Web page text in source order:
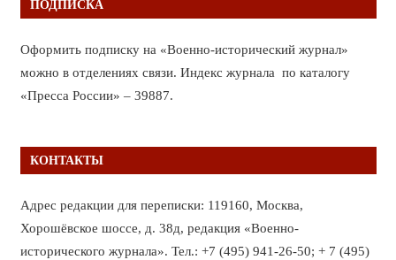
ПОДПИСКА
Оформить подписку на «Военно-исторический журнал»
можно в отделениях связи. Индекс журнала по каталогу
«Пресса России» – 39887.
КОНТАКТЫ
Адрес редакции для переписки: 119160, Москва,
Хорошёвское шоссе, д. 38д, редакция «Военно-
исторического журнала». Тел.: +7 (495) 941-26-50; + 7 (495)